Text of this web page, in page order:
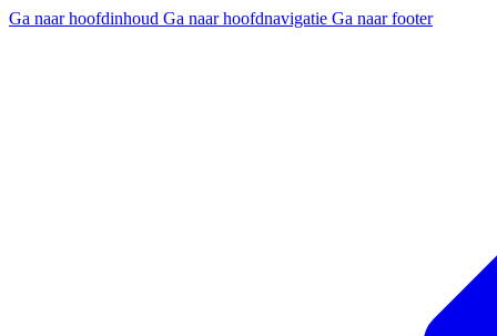
Ga naar hoofdinhoud Ga naar hoofdnavigatie Ga naar footer